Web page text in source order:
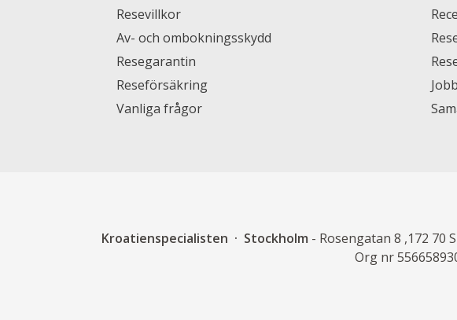
Resevillkor
Av- och ombokningsskydd
Resegarantin
Reseförsäkring
Vanliga frågor
Kroatienspecialisten Stockholm - Rosengatan 8 ,172 70
Org nr